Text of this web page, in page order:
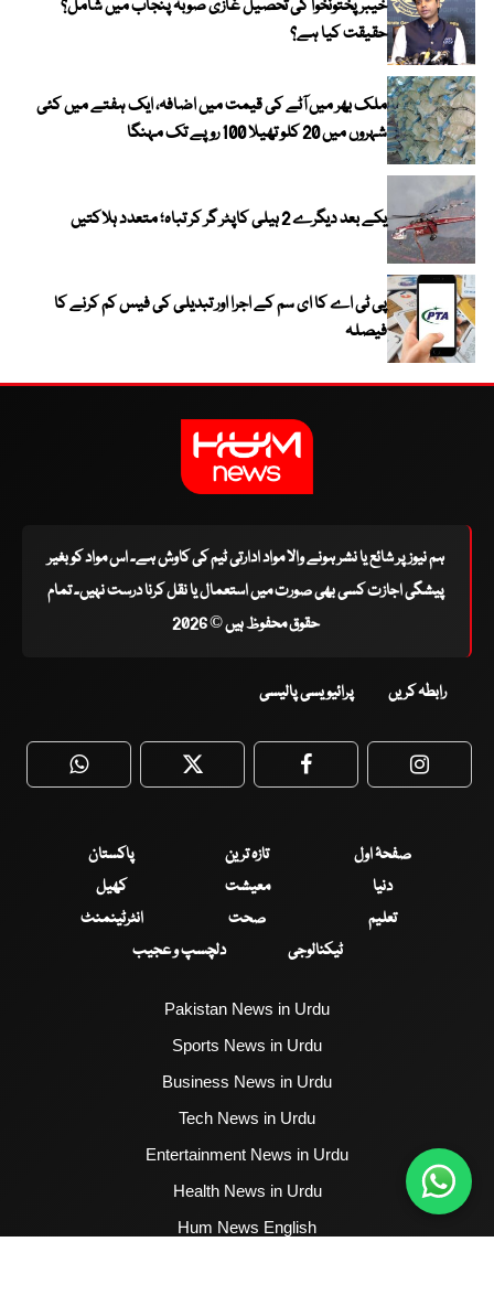
خیبر پختونخوا کی تحصیل غازی صوبہ پنجاب میں شامل؟
حقیقت کیا ہے؟
ملک بھر میں آٹے کی قیمت میں اضافہ، ایک ہفتے میں کئی
شہروں میں 20 کلو تھیلا 100 روپے تک مہنگا
یکے بعد دیگرے 2 ہیلی کاپٹر گر کر تباہ؛ متعدد ہلاکتیں
پی ٹی اے کا ای سم کے اجرا اور تبدیلی کی فیس کم کرنے کا
فیصلہ
ہم نیوز پر شائع یا نشر ہونے والا مواد ادارتی ٹیم کی کاوش ہے۔ اس مواد کو بغیر
پیشگی اجازت کسی بھی صورت میں استعمال یا نقل کرنا درست نہیں۔ تمام
حقوق محفوظ ہیں © 2026
رابطہ کریں پرائیویسی پالیسی
WhatsApp Twitter Facebook
صفحۂ اول تازہ ترین
پاکستان
دنیا
معیشت
کھیل
تعلیم
صحت
انٹرٹینمنٹ
ٹیکنالوجی
دلچسپ و عجیب
Pakistan News in Urdu
Sports News in Urdu
Business News in Urdu
Tech News in Urdu
Entertainment News in Urdu
Health News in Urdu
Hum News English